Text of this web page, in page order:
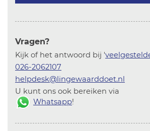
Vragen?
Kijk of het antwoord bij '
026-2062107
helpdesk@lingewaarddoet.nl
U kunt ons ook bereiken via
Whatsapp!